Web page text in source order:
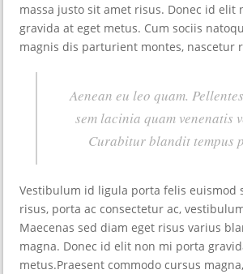
massa justo sit amet risus. Donec id elit
gravida at eget metus. Cum sociis
magnis dis parturient montes, nascetur
Aenean eu leo quam.
sem lacinia quam venenatis
Curabitur blandit tempus
Vestibulum id ligula porta felis euismod
risus, porta ac consectetur ac,
Maecenas sed diam eget risus varius
magna. Donec id elit non mi porta
metus.Praesent commodo cursus